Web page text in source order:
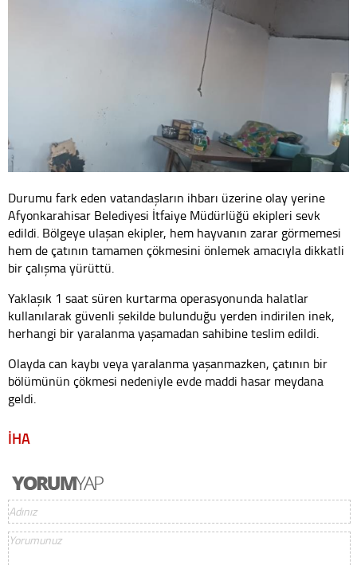
Durumu fark eden vatandaşların ihbarı üzerine olay yerine
Afyonkarahisar Belediyesi İtfaiye Müdürlüğü ekipleri sevk
edildi. Bölgeye ulaşan ekipler, hem hayvanın zarar görmemesi
hem de çatının tamamen çökmesini önlemek amacıyla dikkatli
bir çalışma yürüttü.
Yaklaşık 1 saat süren kurtarma operasyonunda halatlar
kullanılarak güvenli şekilde bulunduğu yerden indirilen inek,
herhangi bir yaralanma yaşamadan sahibine teslim edildi.
Olayda can kaybı veya yaralanma yaşanmazken, çatının bir
bölümünün çökmesi nedeniyle evde maddi hasar meydana
geldi.
İHA